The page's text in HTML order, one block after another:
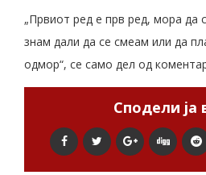
„Првиот ред е прв ред, мора да
знам дали да се смеам или да
одмор“, се само дел од
Сподели ја